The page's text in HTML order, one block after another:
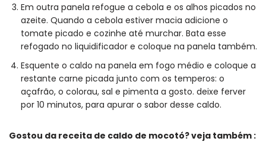
Em outra panela refogue a cebola e os alhos picados no
azeite. Quando a cebola estiver macia adicione o
tomate picado e cozinhe até murchar. Bata esse
refogado no liquidificador e coloque na panela também.
Esquente o caldo na panela em fogo médio e coloque a
restante carne picada junto com os temperos: o
açafrão, o colorau, sal e pimenta a gosto. deixe ferver
por 10 minutos, para apurar o sabor desse caldo.
Gostou da receita de caldo de mocotó? veja também :